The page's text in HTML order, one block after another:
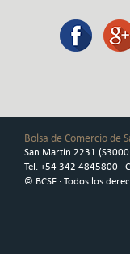
Bolsa de Comercio de
San Martín 2231
Tel. +54 342 4845800 ·
© BCSF · Todos los